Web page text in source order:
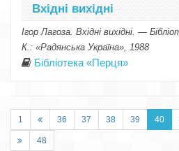
Вхідні вихідні
Ігор Лагоза. Вхідні вихідні. —
К.: «Радянська Україна», 1988
Бібліотека «Перця»
1 36 37 38 39 40
48